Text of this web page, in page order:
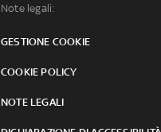
Note legali:
GESTIONE COOKIE
COOKIE POLICY
NOTE LEGALI